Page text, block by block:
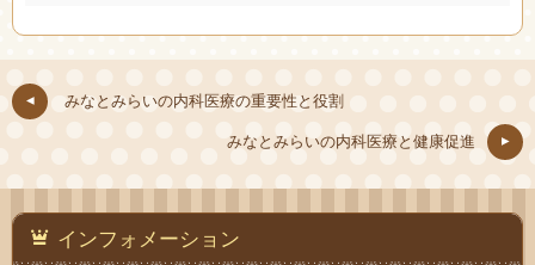
みなとみらいの内科医療の重要性と役割
みなとみらいの内科医療と健康促進
インフォメーション